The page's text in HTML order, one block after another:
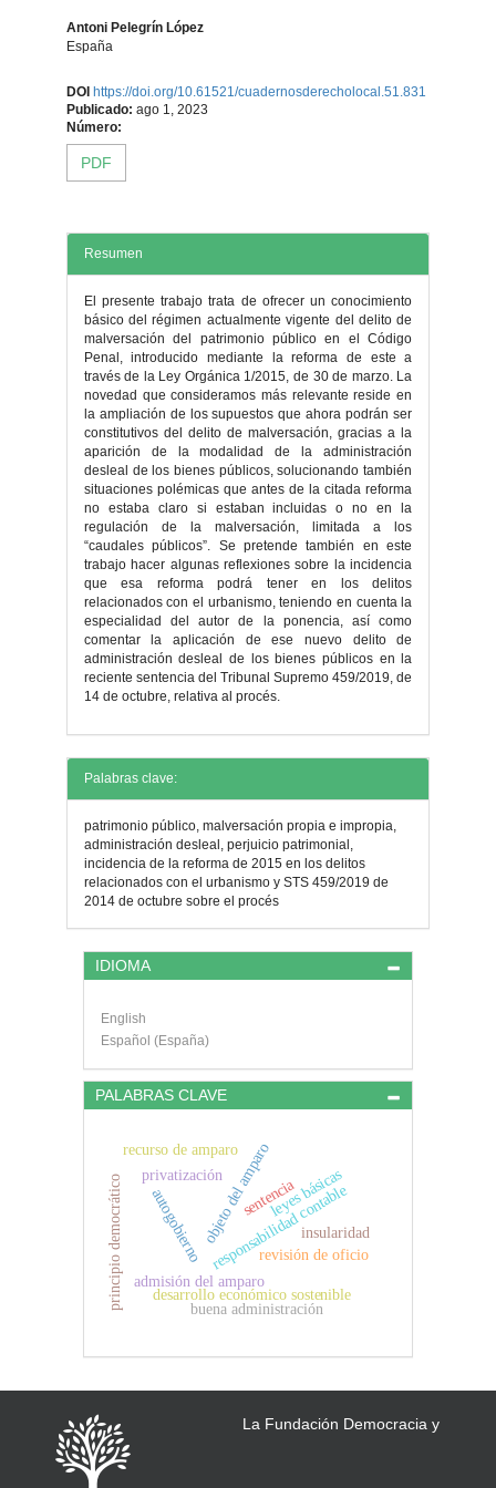
Antoni Pelegrín López
España
Contenido
principal
del
DOI https://doi.org/10.61521/cuadernosderecholocal.51.831
Publicado: ago 1, 2023
Número:
PDF
Resumen
El presente trabajo trata de ofrecer un conocimiento
básico del régimen actualmente vigente del delito de
malversación del patrimonio público en el Código
Penal, introducido mediante la reforma de este a
través de la Ley Orgánica 1/2015, de 30 de marzo. La
novedad que consideramos más relevante reside en
la ampliación de los supuestos que ahora podrán ser
constitutivos del delito de malversación, gracias a la
aparición de la modalidad de la administración
desleal de los bienes públicos, solucionando también
situaciones polémicas que antes de la citada reforma
no estaba claro si estaban incluidas o no en la
regulación de la malversación, limitada a los
“caudales públicos”. Se pretende también en este
trabajo hacer algunas reflexiones sobre la incidencia
que esa reforma podrá tener en los delitos
relacionados con el urbanismo, teniendo en cuenta la
especialidad del autor de la ponencia, así como
comentar la aplicación de ese nuevo delito de
administración desleal de los bienes públicos en la
reciente sentencia del Tribunal Supremo 459/2019, de
14 de octubre, relativa al procés.
Detalles
del
artículo
Palabras clave:
patrimonio público, malversación propia e impropia,
administración desleal, perjuicio patrimonial,
incidencia de la reforma de 2015 en los delitos
relacionados con el urbanismo y STS 459/2019 de
2014 de octubre sobre el procés
IDIOMA
English
Español (España)
PALABRAS CLAVE
responsabilidad contable
insularidad
sentencia
objeto del amparo
admisión del amparo
recurso de amparo
desarrollo económico sostenible
principio democrático autogobierno leyes básicas
privatización
buena administración
revisión de oficio
La Fundación Democracia y